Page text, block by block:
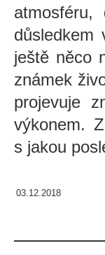
důsledkem
ještě něco
známek
projevuje
výkonem.
s jakou
03.12.2018